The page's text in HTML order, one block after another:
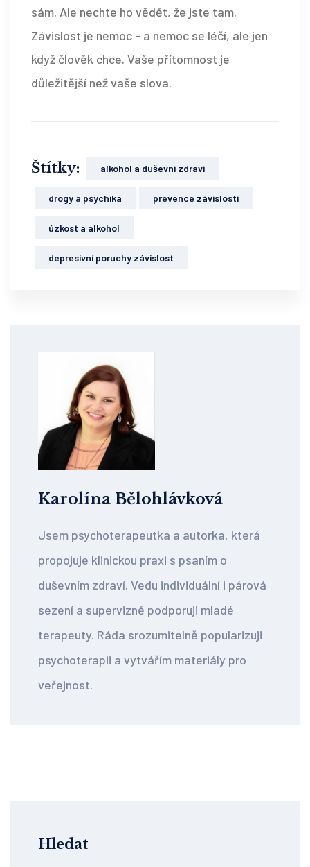
sám. Ale nechte ho vědět, že jste tam.
Závislost je nemoc - a nemoc se léčí, ale jen
když člověk chce. Vaše přítomnost je
důležitější než vaše slova.
Štítky: alkohol a duševní zdraví
drogy a psychika prevence závislostí
úzkost a alkohol
depresivní poruchy závislost
Karolína Bělohlávková
Jsem psychoterapeutka a autorka, která
propojuje klinickou praxi s psaním o
duševním zdraví. Vedu individuální i párová
sezení a supervizně podporuji mladé
terapeuty. Ráda srozumitelně popularizuji
psychoterapii a vytvářím materiály pro
veřejnost.
Hledat